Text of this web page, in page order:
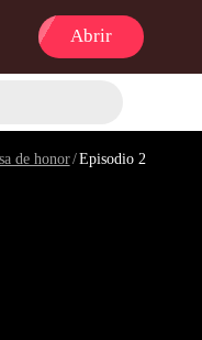
Abrir
de honor/Episodio 2